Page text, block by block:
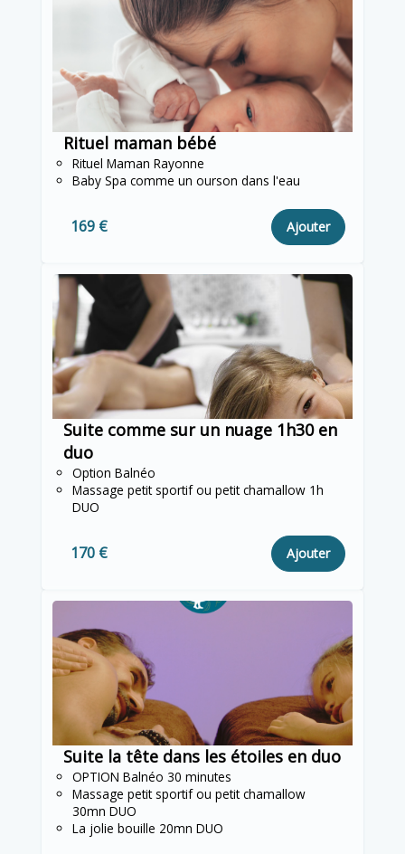
Rituel maman bébé
Rituel Maman Rayonne
Baby Spa comme un ourson dans l'eau
169 € Ajouter
Suite comme sur un nuage 1h30 en
duo
Option Balnéo
Massage petit sportif ou petit chamallow 1h
DUO
170 € Ajouter
Suite la tête dans les étoiles en duo
OPTION Balnéo 30 minutes
Massage petit sportif ou petit chamallow
30mn DUO
La jolie bouille 20mn DUO